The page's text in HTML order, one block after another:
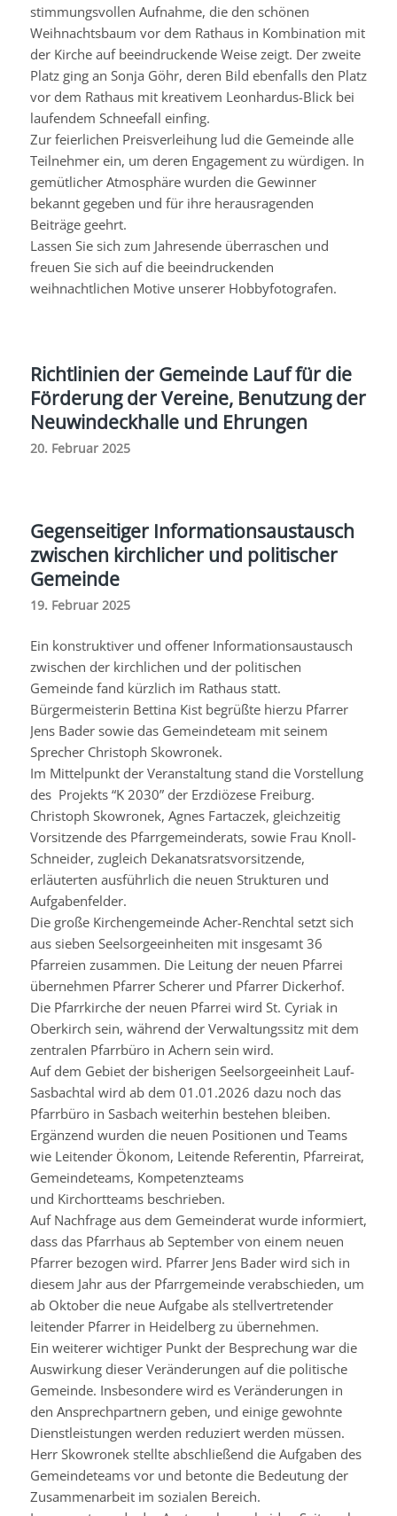
stimmungsvollen Aufnahme, die den schönen
Weihnachtsbaum vor dem Rathaus in Kombination mit
der Kirche auf beeindruckende Weise zeigt. Der zweite
Platz ging an Sonja Göhr, deren Bild ebenfalls den Platz
vor dem Rathaus mit kreativem Leonhardus-Blickbei
laufendem Schneefall einfing.
Zur feierlichen Preisverleihung lud die Gemeinde alle
Teilnehmer ein, um deren Engagement zu würdigen. In
gemütlicher Atmosphäre wurden die Gewinner
bekannt gegeben und für ihre herausragenden
Beiträge geehrt.
Lassen Sie sich zum Jahresende überraschen und
freuen Sie sich auf die beeindruckenden
weihnachtlichen Motive unserer Hobbyfotografen.
Richtlinien der Gemeinde Lauf für die
Förderung der Vereine, Benutzung der
Neuwindeckhalle und Ehrungen
20. Februar 2025
Gegenseitiger Informationsaustausch
zwischen kirchlicher und politischer
Gemeinde
19. Februar 2025
Ein konstruktiver und offener Informationsaustausch
zwischen der kirchlichen und der politischen
Gemeinde fand kürzlich im Rathaus statt.
Bürgermeisterin Bettina Kistbegrüßte hierzu Pfarrer
Jens Bader sowie das Gemeindeteam mit seinem
Sprecher Christoph Skowronek.
Im Mittelpunkt der Veranstaltung stand die Vorstellung
des Projekts “K 2030” der Erzdiözese Freiburg.
Christoph Skowronek, Agnes Fartaczek, gleichzeitig
Vorsitzende des Pfarrgemeinderats, sowie Frau Knoll-
Schneider, zugleich Dekanatsratsvorsitzende,
erläuterten ausführlich die neuen Strukturen und
Aufgabenfelder.
Die große Kirchengemeinde Acher-Renchtal setzt sich
aus sieben Seelsorgeeinheiten mit insgesamt 36
Pfarreien zusammen. Die Leitung der neuen Pfarrei
übernehmen Pfarrer Scherer und Pfarrer Dickerhof.
Die Pfarrkirche der neuen Pfarrei wird St. Cyriak in
Oberkirch sein, während der Verwaltungssitz mit dem
zentralen Pfarrbüro in Achern sein wird.
Auf dem Gebiet der bisherigen Seelsorgeeinheit Lauf-
Sasbachtal wird ab dem 01.01.2026 dazu noch das
Pfarrbüro in Sasbach weiterhin bestehen bleiben.
Ergänzend wurden die neuen Positionen und Teams
wie Leitender Ökonom, Leitende Referentin, Pfarreirat,
Gemeindeteams, Kompetenzteams
und Kirchortteamsbeschrieben.
Auf Nachfrage aus dem Gemeinderat wurde informiert,
dass das Pfarrhaus ab September von einem neuen
Pfarrer bezogen wird. Pfarrer Jens Bader wird sich in
diesem Jahr aus der Pfarrgemeinde verabschieden, um
ab Oktober die neue Aufgabe als stellvertretender
leitender Pfarrer in Heidelberg zu übernehmen.
Ein weiterer wichtiger Punkt der Besprechung war die
Auswirkung dieser Veränderungen auf die politische
Gemeinde. Insbesondere wird es Veränderungen in
den Ansprechpartnern geben, und einige gewohnte
Dienstleistungen werden reduziert werden müssen.
Herr Skowronekstellte abschließend die Aufgaben des
Gemeindeteams vor und betonte die Bedeutung der
Zusammenarbeit im sozialen Bereich.